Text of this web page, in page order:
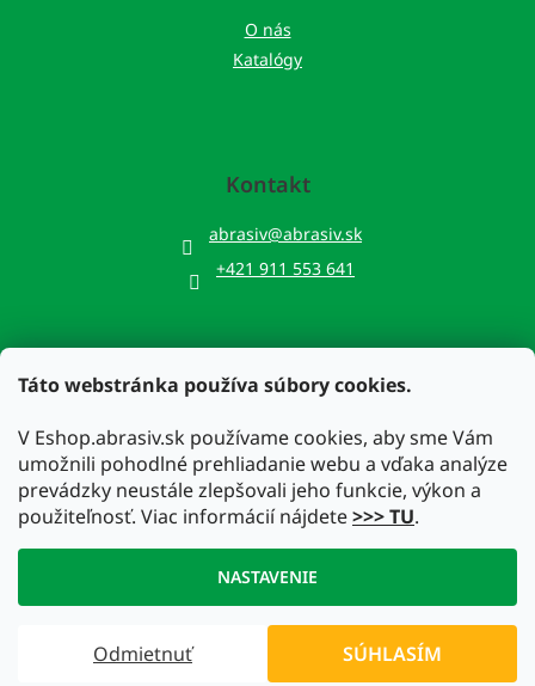
Táto webstránka používa súbory cookies.
V Eshop.abrasiv.sk používame cookies, aby sme Vám
umožnili pohodlné prehliadanie webu a vďaka analýze
prevádzky neustále zlepšovali jeho funkcie, výkon a
použiteľnosť. Viac informácií nájdete>>> TU.
NASTAVENIE
Odmietnuť SÚHLASÍM
O nás
Katalógy
Kontakt
abrasiv@abrasiv.sk
+421 911 553 641
Prijímame online platby
Eshop.abrasiv.sk
Upraviť nastavenie cookies